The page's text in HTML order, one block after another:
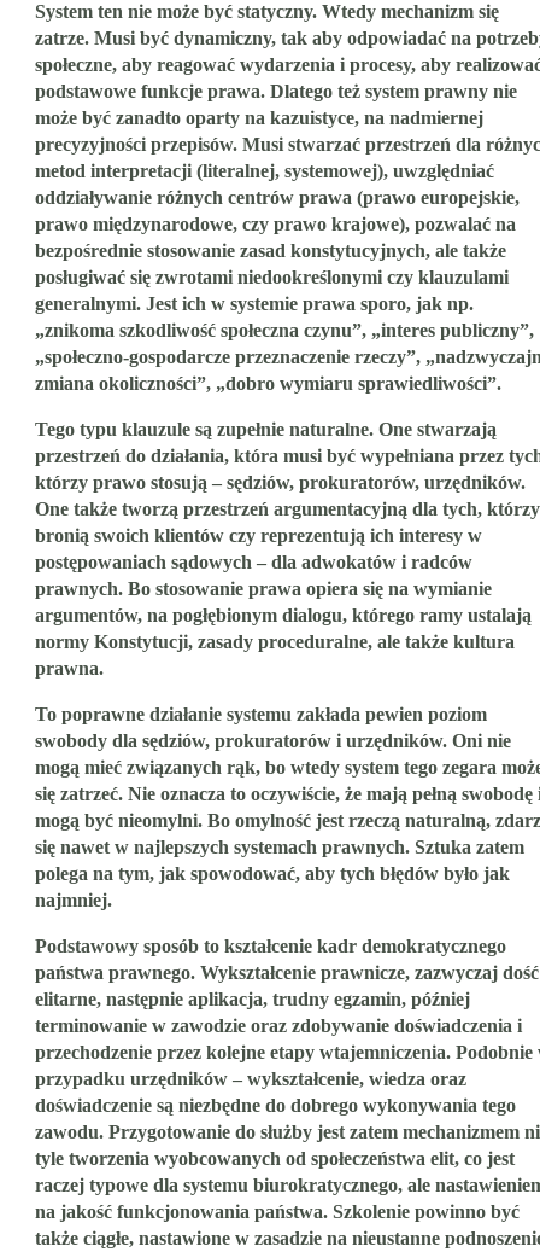
System ten nie może być statyczny. Wtedy mechanizm się
zatrze. Musi być dynamiczny, tak aby odpowiadać na
społeczne, aby reagować wydarzenia i procesy, aby
podstawowe funkcje prawa. Dlatego też system prawny nie
może być zanadto oparty na kazuistyce, na nadmiernej
precyzyjności przepisów. Musi stwarzać przestrzeń dla
metod interpretacji (literalnej, systemowej), uwzględniać
oddziaływanie różnych centrów prawa (prawo europejskie,
prawo międzynarodowe, czy prawo krajowe), pozwalać na
bezpośrednie stosowanie zasad konstytucyjnych, ale także
posługiwać się zwrotami niedookreślonymi czy klauzulami
generalnymi. Jest ich w systemie prawa sporo, jak np.
„znikoma szkodliwość społeczna czynu”, „interes publiczny”,
„społeczno-gospodarcze przeznaczenie rzeczy”,
zmiana okoliczności”, „dobro wymiaru sprawiedliwości”.
Tego typu klauzule są zupełnie naturalne. One stwarzają
przestrzeń do działania, która musi być wypełniana przez
którzy prawo stosują – sędziów, prokuratorów, urzędników.
One także tworzą przestrzeń argumentacyjną dla tych, którzy
bronią swoich klientów czy reprezentują ich interesy w
postępowaniach sądowych – dla adwokatów i radców
prawnych. Bo stosowanie prawa opiera się na wymianie
argumentów, na pogłębionym dialogu, którego ramy ustalają
normy Konstytucji, zasady proceduralne, ale także kultura
prawna.
To poprawne działanie systemu zakłada pewien poziom
swobody dla sędziów, prokuratorów i urzędników. Oni nie
mogą mieć związanych rąk, bo wtedy system tego zegara
się zatrzeć. Nie oznacza to oczywiście, że mają pełną swobodę
mogą być nieomylni. Bo omylność jest rzeczą naturalną,
się nawet w najlepszych systemach prawnych. Sztuka zatem
polega na tym, jak spowodować, aby tych błędów było jak
najmniej.
Podstawowy sposób to kształcenie kadr demokratycznego
państwa prawnego. Wykształcenie prawnicze, zazwyczaj dość
elitarne, następnie aplikacja, trudny egzamin, później
terminowanie w zawodzie oraz zdobywanie doświadczenia i
przechodzenie przez kolejne etapy wtajemniczenia. Podobnie
przypadku urzędników – wykształcenie, wiedza oraz
doświadczenie są niezbędne do dobrego wykonywania tego
zawodu. Przygotowanie do służby jest zatem mechanizmem
tyle tworzenia wyobcowanych od społeczeństwa elit, co jest
raczej typowe dla systemu biurokratycznego, ale
na jakość funkcjonowania państwa. Szkolenie powinno być
także ciągłe, nastawione w zasadzie na nieustanne